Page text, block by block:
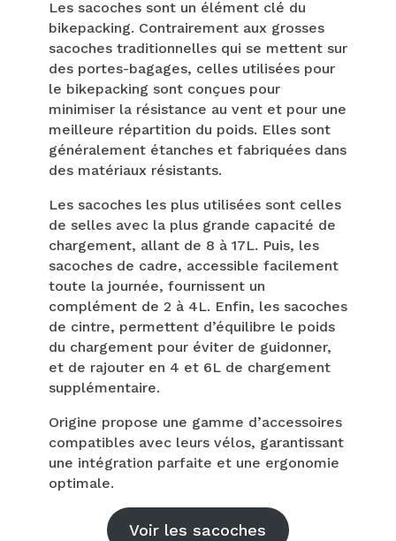
Les sacoches sont un élément clé du
bikepacking. Contrairement aux grosses
sacoches traditionnelles qui se mettent sur
des portes-bagages, celles utilisées pour
le bikepacking sont conçues pour
minimiser la résistance au vent et pour une
meilleure répartition du poids. Elles sont
généralement étanches et fabriquées dans
des matériaux résistants.
Les sacoches les plus utilisées sont celles
de selles avec la plus grande capacité de
chargement, allant de 8 à 17L. Puis, les
sacoches de cadre, accessible facilement
toute la journée, fournissent un
complément de 2 à 4L. Enfin, les sacoches
de cintre, permettent d’équilibre le poids
du chargement pour éviter de guidonner,
et de rajouter en 4 et 6L de chargement
supplémentaire.
Origine propose une gamme d’accessoires
compatibles avec leurs vélos, garantissant
une intégration parfaite et une ergonomie
optimale.
Voir les sacoches